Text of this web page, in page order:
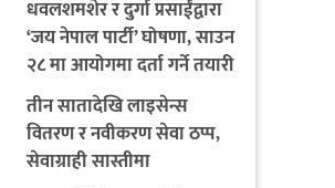
धवलशमशेर र दुर्गा प्रसाईंद्वारा
‘जय नेपाल पार्टी’ घोषणा, साउन
२८ मा आयोगमा दर्ता गर्ने तयारी
तीन सातादेखि लाइसेन्स
वितरण र नवीकरण सेवा ठप्प,
सेवाग्राही सास्तीमा